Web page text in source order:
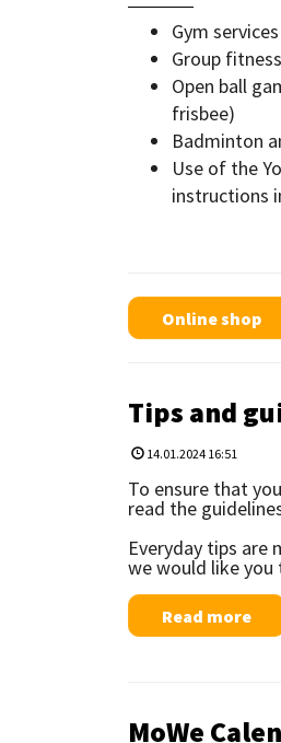
Gym
Group
Open ball
frisbee)
Badminton
Use of the
instructions
Online shop
Tips and
14.01.2024 16:51
To ensure that
read the
Everyday tips
we would like you
Read more
MoWe